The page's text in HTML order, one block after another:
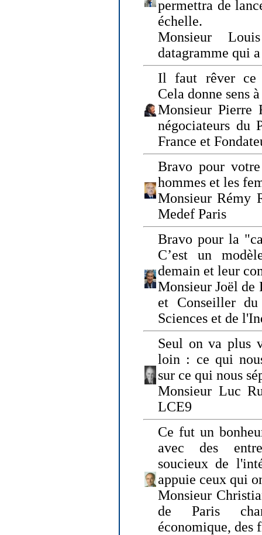
permettra de
échelle.
Monsieur
datagramme qui
Il faut rêver ce
Cela donne sens
Monsieur Pierre
négociateurs du
France et
Bravo pour
hommes et les
Monsieur Rémy
Medef Paris
Bravo pour la
C’est un
demain et leur
Monsieur Joël de
et Conseiller
Sciences et de
Seul on va plus
loin : ce qui
sur ce qui nous
Monsieur Luc
LCE9
Ce fut un
avec des
soucieux de
appuie ceux qui
Monsieur
de Paris
économique, des